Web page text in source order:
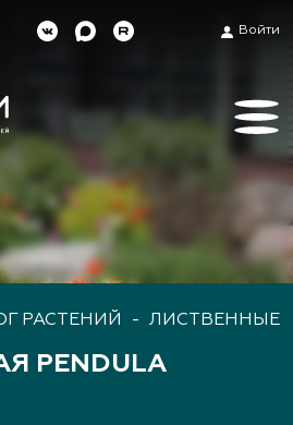
Войти
РАСТЕНИЙ - ЛИСТВЕННЫЕ
PENDULA